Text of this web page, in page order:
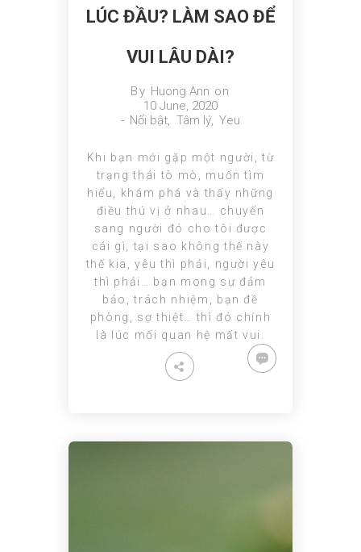
LÚC ĐẦU? LÀM SAO ĐỂ
VUI LÂU DÀI?
By Huong Ann on
10 June, 2020
- Nổi bật, Tâm lý, Yeu
Khi bạn mới gặp một người, từ
trạng thái tò mò, muốn tìm
hiểu, khám phá và thấy những
điều thú vị ở nhau… chuyển
sang người đó cho tôi được
cái gì, tại sao không thế này
thế kia, yêu thì phải, người yêu
thì phải… bạn mong sự đảm
bảo, trách nhiệm, bạn đề
phòng, sợ thiệt… thì đó chính
là lúc mối quan hệ mất vui.